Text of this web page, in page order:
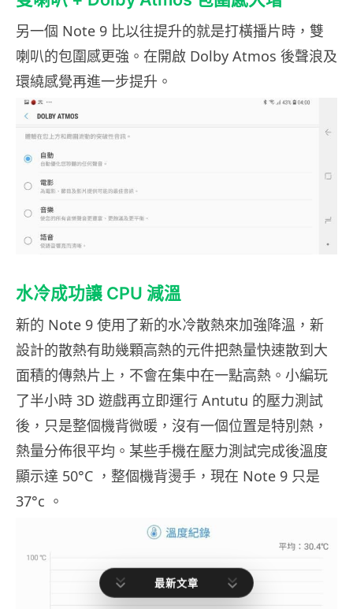
另一個 Note 9 比以往提升的就是打橫播片時，雙
喇叭的包圍感更強。在開啟 Dolby Atmos 後聲浪及
環繞感覺再進一步提升。
水冷成功讓 CPU 減溫
新的 Note 9 使用了新的水冷散熱來加強降溫，新
設計的散熱有助幾顆高熱的元件把熱量快速散到大
面積的傳熱片上，不會在集中在一點高熱。小編玩
了半小時 3D 遊戲再立即運行 Antutu 的壓力測試
後，只是整個機背微暖，沒有一個位置是特別熱，
熱量分佈很平均。某些手機在壓力測試完成後溫度
顯示達 50°C ，整個機背燙手，現在 Note 9 只是
37°c 。
最新文章